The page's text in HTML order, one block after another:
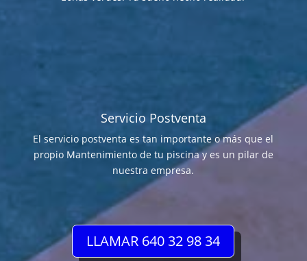
Servicio Postventa
El servicio postventa es tan importante o más que el
propio Mantenimiento de tu piscina y es un pilar de
nuestra empresa.
LLAMAR 640 32 98 34